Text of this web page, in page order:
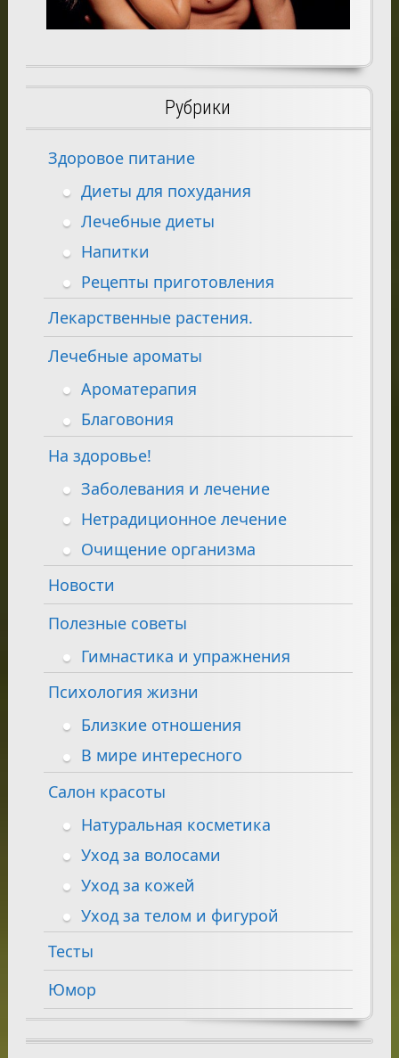
Рубрики
Здоровое питание
Диеты для похудания
Лечебные диеты
Напитки
Рецепты приготовления
Лекарственные растения.
Лечебные ароматы
Ароматерапия
Благовония
На здоровье!
Заболевания и лечение
Нетрадиционное лечение
Очищение организма
Новости
Полезные советы
Гимнастика и упражнения
Психология жизни
Близкие отношения
В мире интересного
Салон красоты
Натуральная косметика
Уход за волосами
Уход за кожей
Уход за телом и фигурой
Тесты
Юмор